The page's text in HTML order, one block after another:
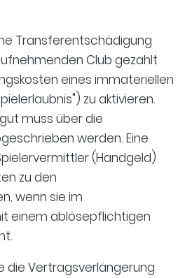
Transferentschädigung
Club gezahlt
eines immateriellen
zu aktivieren.
muss über die
werden. Eine
(Handgeld)
zu den
wenn sie im
einem ablösepflichtigen
die Vertragsverlängerung